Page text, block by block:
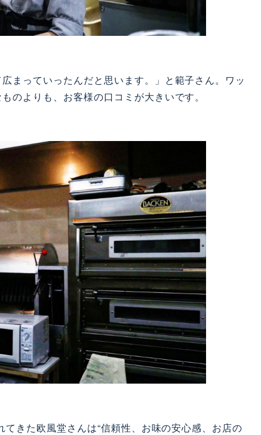
まっていったんだと思います。」と範子さん。ワッ
のよりも、お客様の口コミが大きいです。
てきた欧風堂さんは“信頼性、お味の安心感、お店の